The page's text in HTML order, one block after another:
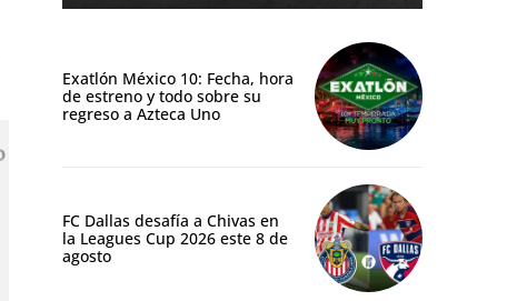
Exatlón México 10: Fecha, hora
de estreno y todo sobre su
regreso a Azteca Uno
FC Dallas desafía a Chivas en
la Leagues Cup 2026 este 8 de
agosto